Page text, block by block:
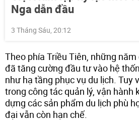
Nga dẫn đầu
3 Tháng Sáu, 20:12
Theo phía Triều Tiên, những
đã tăng cường đầu tư vào hệ
như hạ tầng phục vụ du lịch. Tuy
trong công tác quản lý, vận hành
dựng các sản phẩm du lịch phù
đại vẫn còn hạn chế.